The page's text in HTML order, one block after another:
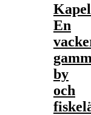
En
by
och